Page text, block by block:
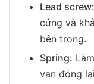
Lead screw:
cứng và
bên trong.
Spring:
van đóng